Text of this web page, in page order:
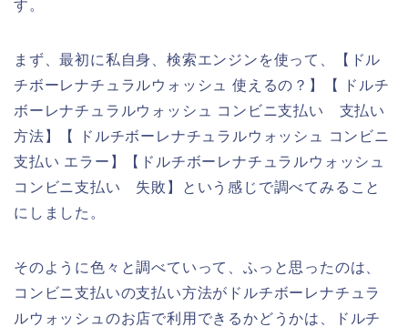
す。
まず、最初に私自身、検索エンジンを使って、【ドル
チボーレナチュラルウォッシュ 使えるの？】【 ドルチ
ボーレナチュラルウォッシュ コンビニ支払い 支払い
方法】【 ドルチボーレナチュラルウォッシュ コンビニ
支払い エラー】【ドルチボーレナチュラルウォッシュ
コンビニ支払い 失敗】という感じで調べてみること
にしました。
そのように色々と調べていって、ふっと思ったのは、
コンビニ支払いの支払い方法がドルチボーレナチュラ
ルウォッシュのお店で利用できるかどうかは、ドルチ